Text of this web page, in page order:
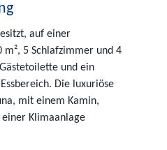
auf einer
5 Schlafzimmer und 4
und ein
Die luxuriöse
mit einem Kamin,
Klimaanlage